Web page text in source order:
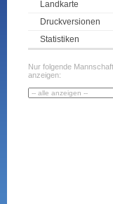
Landkarte
Druckversionen
Statistiken
Nur folgende Mannschaft
anzeigen: